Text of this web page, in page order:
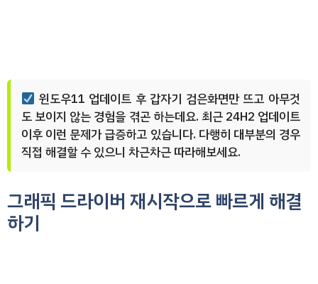
윈도우11 업데이트 후 갑자기 검은화면만 뜨고 아무것
도 보이지 않는 경험을 겪곤 하는데요. 최근 24H2 업데이트
이후 이런 문제가 급증하고 있습니다. 다행히 대부분의 경우
직접 해결할 수 있으니 차근차근 따라해보세요.
그래픽 드라이버 재시작으로 빠르게 해결
하기